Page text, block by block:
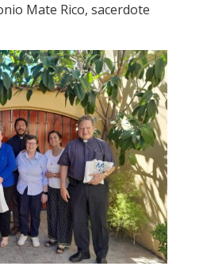
Mate Rico, sacerdote